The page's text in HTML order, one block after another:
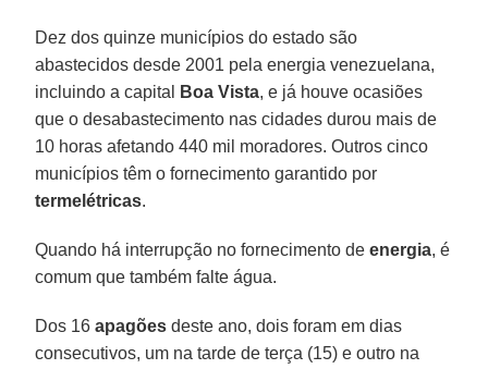
Dez dos quinze municípios do estado são
abastecidos desde 2001 pela energia venezuelana,
incluindo a capital
Boa Vista, e já houve ocasiões
que o desabastecimento nas cidades durou mais de
10 horas afetando 440 mil moradores. Outros cinco
municípios têm o fornecimento garantido por
termelétricas.
Quando há interrupção no fornecimento deenergia, é
comum que também falte água.
Dos 16apagões deste ano, dois foram em dias
consecutivos, um na tarde de terça (15) e outro na